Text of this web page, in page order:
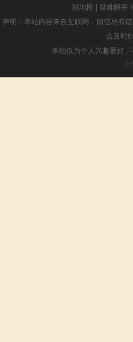
站地图 | 疑难解答
声明：本站内容来自互联网，如信息有
会及时
本站仅为个人兴趣爱好
小